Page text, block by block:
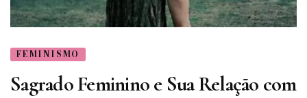
FEMINISMO
Sagrado Feminino e Sua Relação com